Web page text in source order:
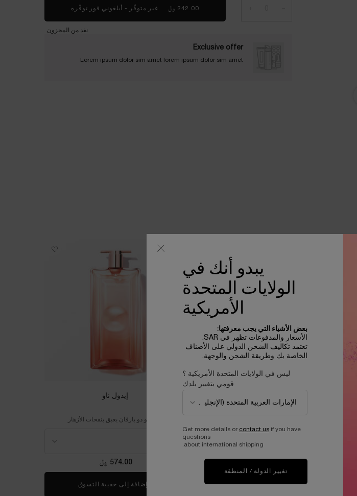
الشفاه لابسولو روج كريم - تكبير الصورة
242.00 ﷼ غير متوفّر - أبلغوني فور توفّره
نفد من المخزون
Exclusive offer
Lorem ipsum dolor sim amet lorem ipsum dolor sim amet
حجم واحد متاح
الإضافة إلى حقيبة التسوقسيروم أبسولو
إيدول ناو
عطر أو دو بارفان يعبق بنفحات الأزهار
574.00 ﷼
الإضافة إلى حقيبة التسوق
يبدو أنك في
الولايات المتحدة
الأمريكية
بعض الأشياء التي يجب معرفتها:
الأسعار والمدفوعات تظهر في SAR.
تعتمد تكاليف الشحن الدولي على الأصناف
الخاصة بك وطريقة الشحن والوجهة.
ليس في الولايات المتحدة الأمريكية ؟
قومي بتغيير بلدك
Get more details or contact us if you have
questions
about international shipping.
تغيير الدولة / المنطقة